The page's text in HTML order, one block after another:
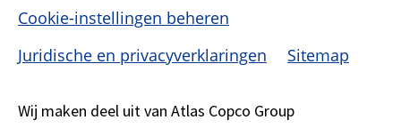
Cookie-instellingen beheren
Juridische en privacyverklaringen
Sitemap
Wij maken deel uit van Atlas Copco Group